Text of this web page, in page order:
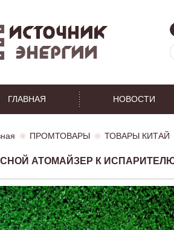
ГЛАВНАЯ НОВОСТИ
ПРОМТОВАРЫ ТОВАРЫ КИТАЙ
АТОМАЙЗЕР К ИСПАРИТЕЛЮ